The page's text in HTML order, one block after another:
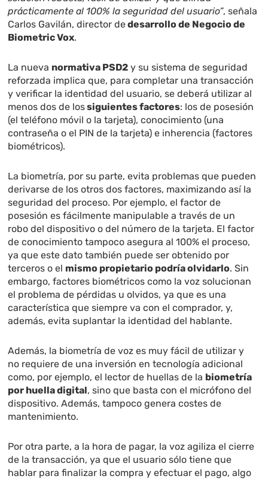
prácticamente al 100% la seguridad del usuario”, señala
Carlos Gavilán, director dedesarrollo de Negocio de
Biometric Vox.
La nueva normativa PSD2 y su sistema de seguridad
reforzada implica que, para completar una transacción
y verificar la identidad del usuario, se deberá utilizar al
menos dos de lossiguientes factores: los de posesión
(el teléfono móvil o la tarjeta), conocimiento (una
contraseña o el PIN de la tarjeta) e inherencia (factores
biométricos).
La biometría, por su parte, evita problemas que pueden
derivarse de los otros dos factores, maximizando así la
seguridad del proceso. Por ejemplo, el factor de
posesión es fácilmente manipulable a través de un
robo del dispositivo o del número de la tarjeta. El factor
de conocimiento tampoco asegura al 100% el proceso,
ya que este dato también puede ser obtenido por
terceros o el mismo propietario podría olvidarlo. Sin
embargo, factores biométricos como la voz solucionan
el problema de pérdidas u olvidos, ya que es una
característica que siempre va con el comprador, y,
además, evita suplantar la identidad del hablante.
Además, la biometría de voz es muy fácil de utilizar y
no requiere de una inversión en tecnología adicional
como, por ejemplo, el lector de huellas de la biometría
por huella digital, sino que basta con el micrófono del
dispositivo. Además, tampoco genera costes de
mantenimiento.
Por otra parte, a la hora de pagar, la voz agiliza el cierre
de la transacción, ya que el usuario sólo tiene que
hablar para finalizar la compra y efectuar el pago, algo